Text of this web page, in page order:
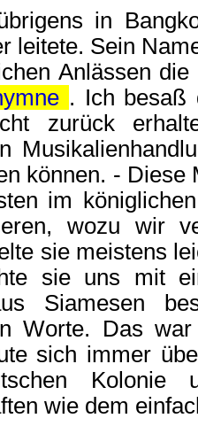
in
leitete. Sein
Anlässen
. Ich besaß
zurück
können. -
im
wozu wir
sie meistens
sie uns mit
Siamesen
Worte. Das
sich immer
Kolonie
wie dem